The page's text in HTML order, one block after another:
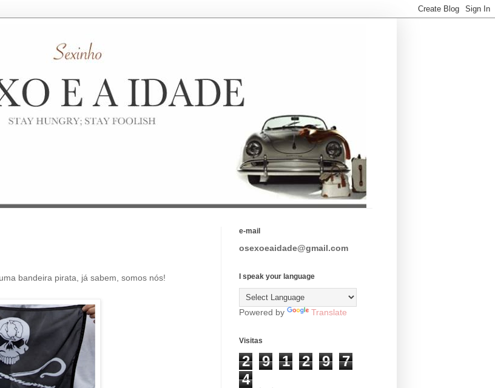
bandeira pirata, já sabem, somos nós!
e-mail
osexoeaidade@gmail.com
I speak your language
Powered by Translate
Visitas
2 9 1 2 9
7
4